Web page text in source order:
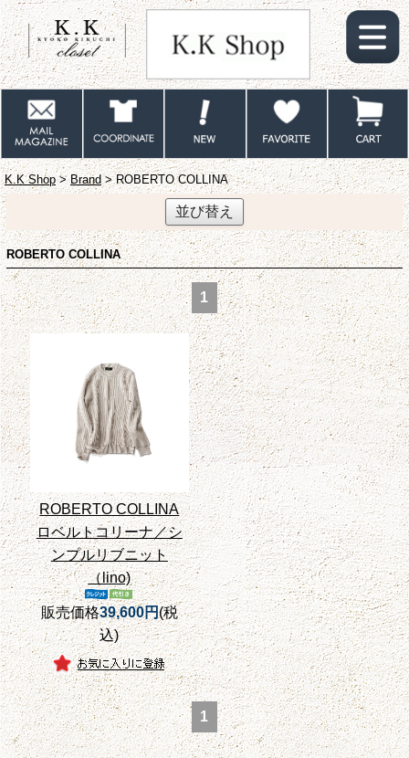
K.K Shop>Brand> ROBERTO COLLINA
並び替え
ROBERTO COLLINA
1
ROBERTO COLLINA
ロベルトコリーナ／シ
ンプルリブニット
（lino)
販売価格39,600円(税
込)
1